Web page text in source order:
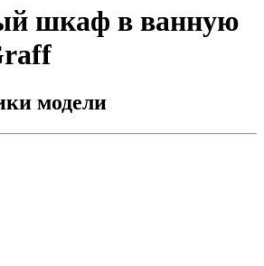
шкаф в ванную
модели